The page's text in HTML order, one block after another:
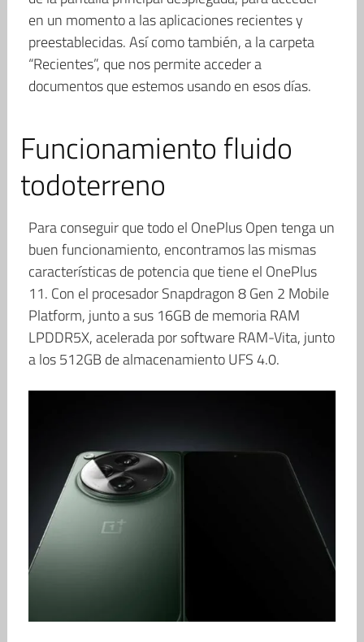
en un momento a las aplicaciones recientes y
preestablecidas. Así como también, a la carpeta
“Recientes”, que nos permite acceder a
documentos que estemos usando en esos días.
Funcionamiento fluido
todoterreno
Para conseguir que todo el OnePlus Open tenga un
buen funcionamiento, encontramos las mismas
características de potencia que tiene el OnePlus
11. Con el procesador Snapdragon 8 Gen 2 Mobile
Platform, junto a sus 16GB de memoria RAM
LPDDR5X, acelerada por software RAM-Vita, junto
a los 512GB de almacenamiento UFS 4.0.